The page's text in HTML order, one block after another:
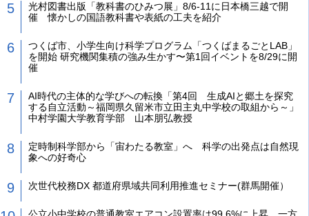
光村図書出版「教科書のひみつ展」8/6-11に日本橋三越で開
催 懐かしの国語教科書や表紙の工夫を紹介
つくば市、小学生向け科学プログラム「つくばまるごとLAB」
を開始 研究機関集積の強み生かす〜第1回イベントを8/29に開
催
AI時代の主体的な学びへの転換「第4回 生成AIと郷土を探究
する自立活動～福岡県久留米市立田主丸中学校の取組から～」
中村学園大学教育学部 山本朋弘教授
定時制科学部から「宙わたる教室」へ 科学の出発点は自然現
象への好奇心
次世代校務DX 都道府県域共同利用推進セミナー(群馬開催）